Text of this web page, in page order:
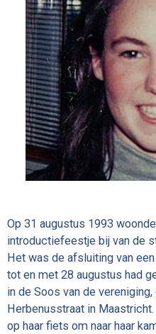
Op 31 augustus 1993
introductiefeestje bij van de
Het was de afsluiting van
tot en met 28 augustus had
in de Soos van de
Herbenusstraat in
op haar fiets om naar haar